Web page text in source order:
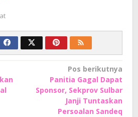
Pos berikutnya
Panitia Gagal Dapat
Sponsor, Sekprov Sulbar
Janji Tuntaskan
Persoalan Sandeq